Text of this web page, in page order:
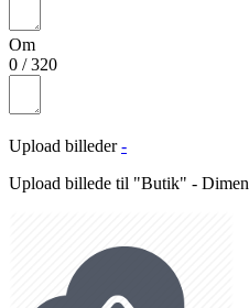
Om
0 /320
Upload billeder -
Upload billede til "Butik" -